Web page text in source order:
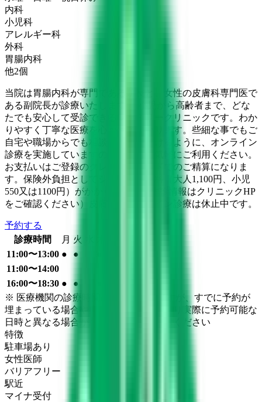
内科
小児科
アレルギー科
外科
胃腸内科
他2個
当院は胃腸内科が専門である院長と、女性の皮膚科専門医で
ある副院長が診療いたします。 小児から高齢者まで、どな
たでも安心して受診できるファミリークリニックです。わか
りやすく丁寧な医療を心がけてまいります。些細な事でもご
自宅や職場からでも相談していただけるように、オンライン
診療を実施していますので、是非お気軽にご利用ください。
お支払いはご登録のクレジットカードでのご精算になりま
す。保険外負担としてシステム利用料（大人1,100円、小児
550又は1100円）がかかります。（休診情報はクリニックHP
をご確認ください）皮膚科のオンライン診療は休止中です。
予約する
診療時間
月 火
11:00〜13:00 ● ●
11:00〜14:00
16:00〜18:30 ● ●
※ 医療機関の診療時間は上記の通りですが、すでに予約が
埋まっている場合や病院の都合などにより実際に予約可能な
日時と異なる場合がありますのでご了承ください
特徴
駐車場あり
女性医師
バリアフリー
駅近
マイナ受付